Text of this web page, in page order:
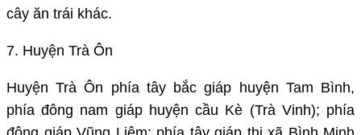
cây ăn trái khác.
7. Huyện Trà Ôn
Huyện Trà Ôn phía tây bắc giáp huyện Tam Bình,
phía đông nam giáp huyện cầu Kè (Trà Vinh); phía